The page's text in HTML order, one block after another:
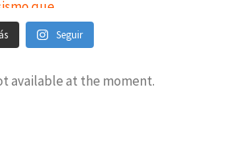
Seguir
available at the moment.